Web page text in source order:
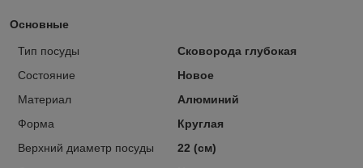
Основные
Тип посуды
Сковорода глубокая
Состояние
Новое
Материал
Алюминий
Форма
Круглая
Верхний диаметр посуды
22 (см)